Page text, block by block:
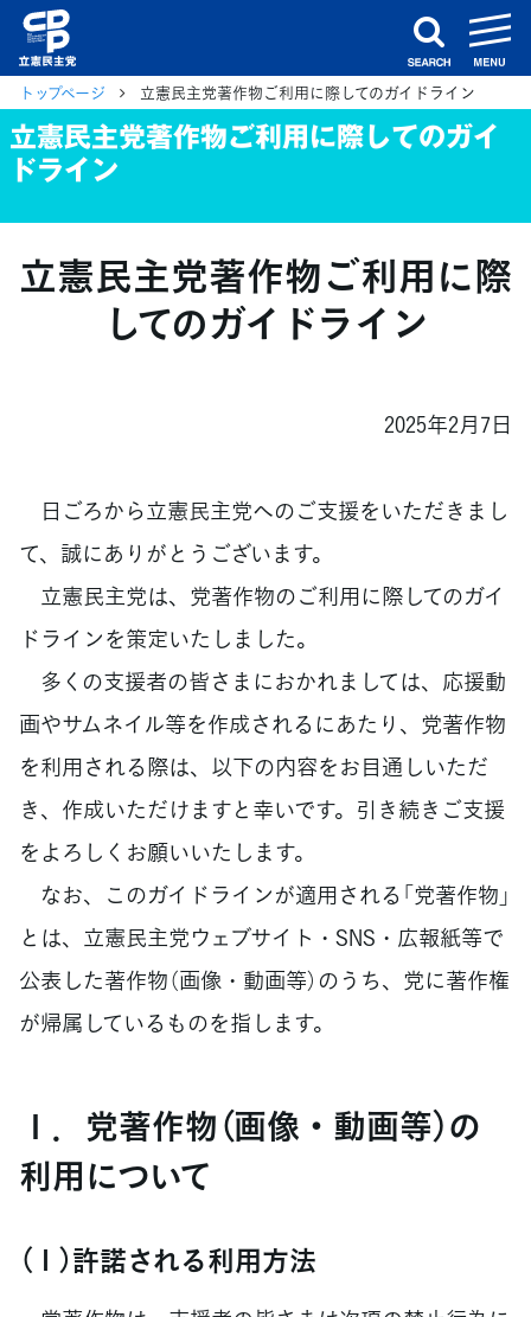
search
トップページ 立憲民主党著作物ご利用に際してのガイドライン
立憲民主党著作物ご利用に際してのガイ
ドライン
立憲民主党著作物ご利用に際
してのガイドライン
2025年2月7日
日ごろから立憲民主党へのご支援をいただきまし
て、誠にありがとうございます。
立憲民主党は、党著作物のご利用に際してのガイ
ドラインを策定いたしました。
多くの支援者の皆さまにおかれましては、応援動
画やサムネイル等を作成されるにあたり、党著作物
を利用される際は、以下の内容をお目通しいただ
き、作成いただけますと幸いです。引き続きご支援
をよろしくお願いいたします。
なお、このガイドラインが適用される「党著作物」
とは、立憲民主党ウェブサイト・SNS・広報紙等で
公表した著作物（画像・動画等）のうち、党に著作権
が帰属しているものを指します。
１．党著作物（画像・動画等）の
利用について
（１）許諾される利用方法